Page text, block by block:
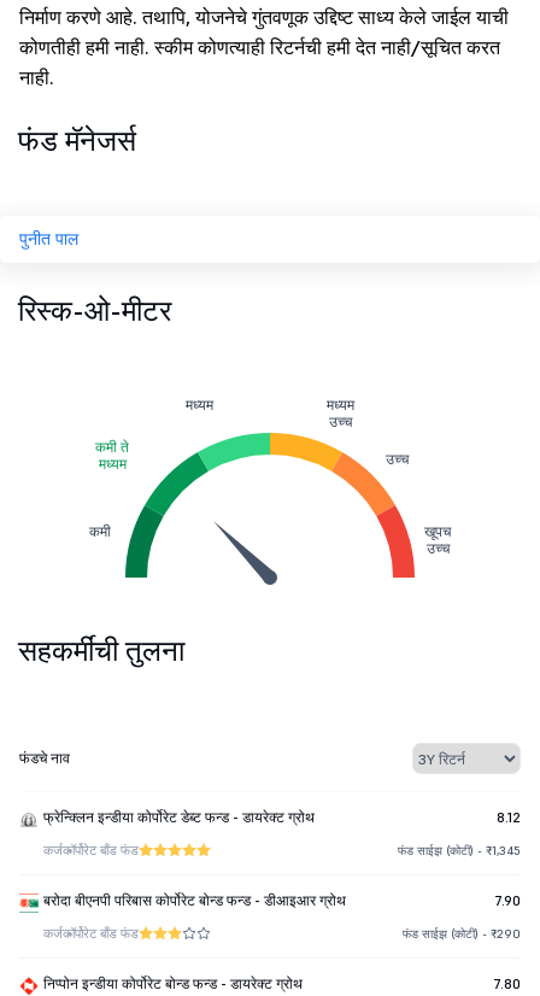
निर्माण करणे आहे. तथापि, योजनेचे गुंतवणूक उद्दिष्ट साध्य केले जाईल याची
कोणतीही हमी नाही. स्कीम कोणत्याही रिटर्नची हमी देत नाही/सूचित करत
नाही.
फंड मॅनेजर्स
पुनीत पाल
रिस्क-ओ-मीटर
कमी
कमी ते
मध्यम
मध्यम
मध्यम
उच्च
उच्च
खूपच
उच्च
सहकर्मींची तुलना
फंडचे नाव
फ्रेन्क्लिन इन्डीया कोर्पोरेट डेब्ट फन्ड - डायरेक्ट ग्रोथ 8.12
कर्जकॉर्पोरेट बाँड फंड फंड साईझ (कोटी) - ₹1,345
बरोदा बीएनपी परिबास कोर्पोरेट बोन्ड फन्ड - डीआइआर ग्रोथ 7.90
कर्जकॉर्पोरेट बाँड फंड फंड साईझ (कोटी) - ₹290
निप्पोन इन्डीया कोर्पोरेट बोन्ड फन्ड - डायरेक्ट ग्रोथ 7.80